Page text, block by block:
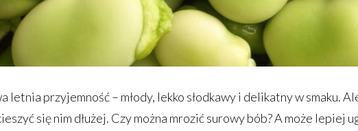
letnia przyjemność – młody, lekko słodkawy i delikatny w
się nim dłużej. Czy można mrozić surowy bób? A może lepiej